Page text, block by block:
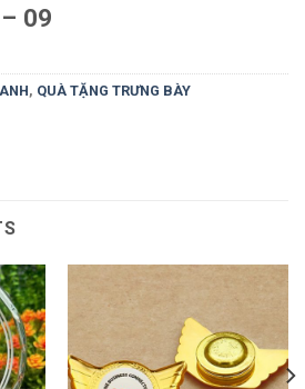
09
, QUÀ TẶNG TRƯNG BÀY